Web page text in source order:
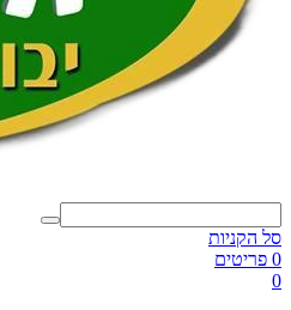
סל הקניות
0 פריטים
0